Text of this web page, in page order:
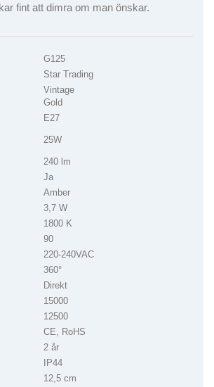
fint att dimra om man önskar.
G125
Star Trading
Vintage
Gold
E27
25W
240 lm
Ja
Amber
3,7 W
1800 K
90
220-240VAC
360°
Direkt
15000
12500
CE, RoHS
2 år
IP44
12,5 cm